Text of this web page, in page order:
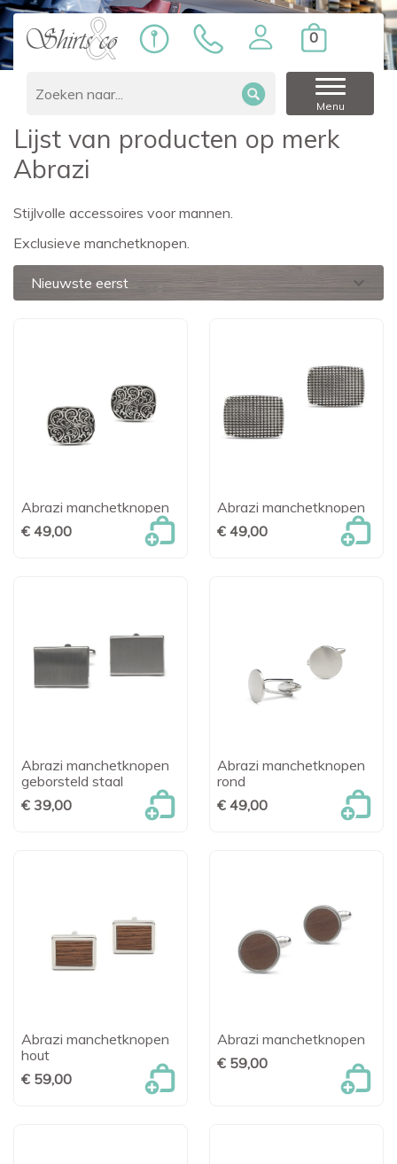
0
Menu
Home Merken
Lijst van producten op merk
Abrazi
Stijlvolle accessoires voor mannen.
Exclusieve manchetknopen.
Nieuwste eerst expand_more
Abrazi manchetknopen
€ 49,00
Abrazi manchetknopen
€ 49,00
Abrazi manchetknopen
geborsteld staal
€ 39,00
Abrazi manchetknopen
rond
€ 49,00
Abrazi manchetknopen
hout
€ 59,00
Abrazi manchetknopen
€ 59,00